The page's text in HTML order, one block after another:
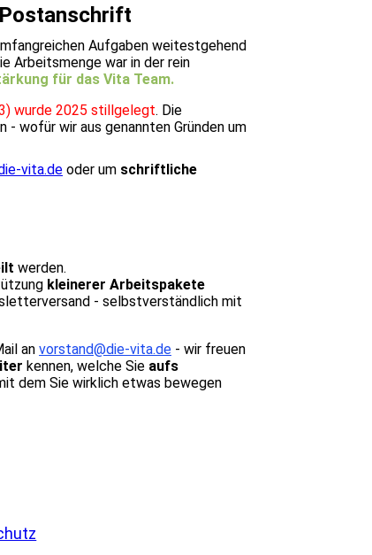
Aufgaben weitestgehend
Arbeitsmenge war in der rein
für das Vita Team.
wurde 2025 stillgelegt. Die
wofür wir aus genannten Gründen um
vita.de oder um schriftliche
werden.
kleinerer Arbeitspakete
- selbstverständlich mit
an vorstand@die-vita.de - wir freuen
kennen, welche Sie aufs
dem Sie wirklich etwas bewegen